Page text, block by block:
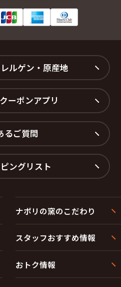
ルゲン・原産地
ーポンアプリ
るご質問
ングリスト
ナポリの窯のこだわり
スタッフおすすめ情報
おトク情報